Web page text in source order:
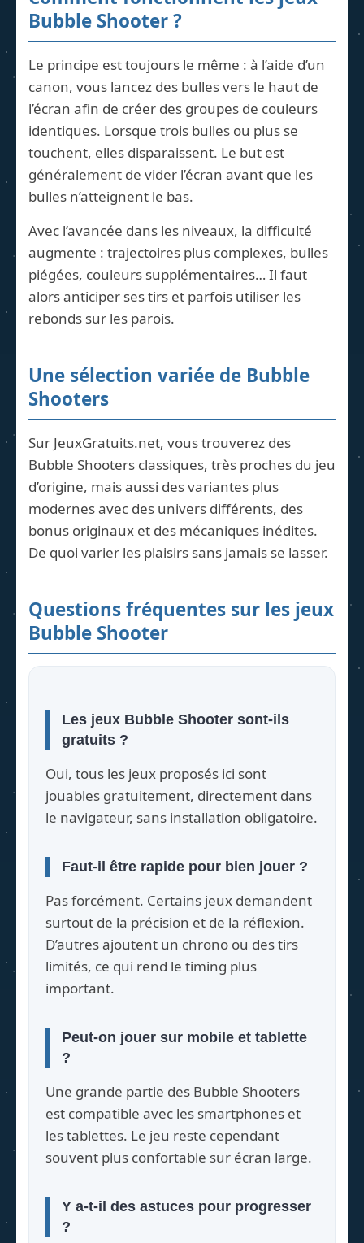
Bubble Shooter ?
Le principe est toujours le même : à l’aide d’un
canon, vous lancez des bulles vers le haut de
l’écran afin de créer des groupes de couleurs
identiques. Lorsque trois bulles ou plus se
touchent, elles disparaissent. Le but est
généralement de vider l’écran avant que les
bulles n’atteignent le bas.
Avec l’avancée dans les niveaux, la difficulté
augmente : trajectoires plus complexes, bulles
piégées, couleurs supplémentaires… Il faut
alors anticiper ses tirs et parfois utiliser les
rebonds sur les parois.
Une sélection variée de Bubble
Shooters
Sur JeuxGratuits.net, vous trouverez des
Bubble Shooters classiques, très proches du jeu
d’origine, mais aussi des variantes plus
modernes avec des univers différents, des
bonus originaux et des mécaniques inédites.
De quoi varier les plaisirs sans jamais se lasser.
Questions fréquentes sur les jeux
Bubble Shooter
Les jeux Bubble Shooter sont-ils
gratuits ?
Oui, tous les jeux proposés ici sont
jouables gratuitement, directement dans
le navigateur, sans installation obligatoire.
Faut-il être rapide pour bien jouer ?
Pas forcément. Certains jeux demandent
surtout de la précision et de la réflexion.
D’autres ajoutent un chrono ou des tirs
limités, ce qui rend le timing plus
important.
Peut-on jouer sur mobile et tablette
?
Une grande partie des Bubble Shooters
est compatible avec les smartphones et
les tablettes. Le jeu reste cependant
souvent plus confortable sur écran large.
Y a-t-il des astuces pour progresser
?